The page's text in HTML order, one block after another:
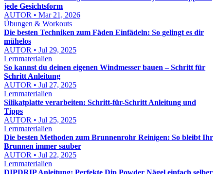
jede Gesichtsform
AUTOR • Mar 21, 2026
Übungen & Workouts
Die besten Techniken zum Fäden Einfädeln: So gelingt es dir
mühelos
AUTOR • Jul 29, 2025
Lernmaterialien
So kannst du deinen eigenen Windmesser bauen – Schritt für
Schritt Anleitung
AUTOR • Jul 27, 2025
Lernmaterialien
Silikatplatte verarbeiten: Schritt-für-Schritt Anleitung und
Tipps
AUTOR • Jul 25, 2025
Lernmaterialien
Die besten Methoden zum Brunnenrohr Reinigen: So bleibt Ihr
Brunnen immer sauber
AUTOR • Jul 22, 2025
Lernmaterialien
DIPDRIP Anleitung: Perfekte Dip Powder Nägel einfach selber